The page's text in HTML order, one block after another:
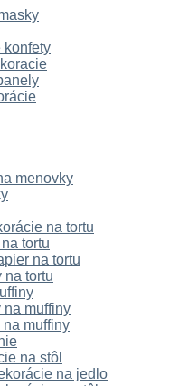
konfety
menovky
na tortu
tortu
na tortu
na tortu
na muffiny
na muffiny
na stôl
na jedlo